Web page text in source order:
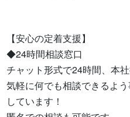
【安心の定着支援】
◆24時間相談窓口
チャット形式で24時間、本
気軽に何でも相談できるよ
しています！